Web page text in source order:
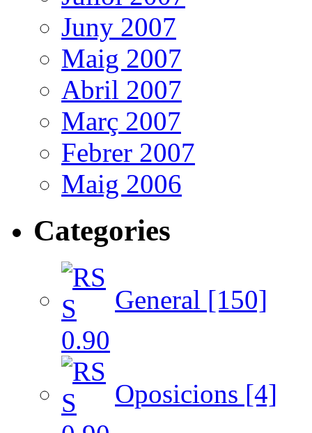
Juny 2007
Maig 2007
Abril 2007
Març 2007
Febrer 2007
Maig 2006
Categories
General [150]
Oposicions [4]